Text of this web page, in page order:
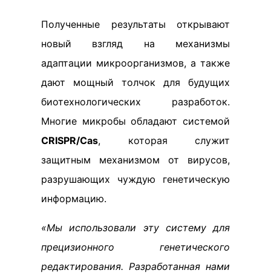
Полученные результаты открывают
новый взгляд на механизмы
адаптации микроорганизмов, а также
дают мощный толчок для будущих
биотехнологических разработок.
Многие микробы обладают системой
CRISPR/Cas, которая служит
защитным механизмом от вирусов,
разрушающих чуждую генетическую
информацию.
«Мы использовали эту систему для
прецизионного генетического
редактирования. Разработанная нами